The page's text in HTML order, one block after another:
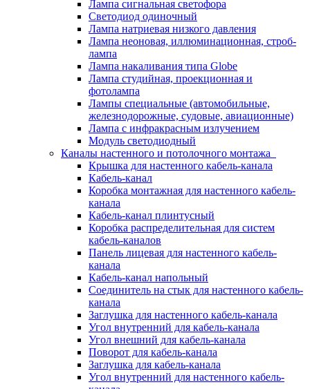
Лампа сигнальная светофора
Светодиод одиночный
Лампа натриевая низкого давления
Лампа неоновая, иллюминационная, строб-
лампа
Лампа накаливания типа Globe
Лампа студийная, проекционная и
фотолампа
Лампы специальные (автомобильные,
железнодорожные, судовые, авиационные)
Лампа с инфракрасным излучением
Модуль светодиодный
Каналы настенного и потолочного монтажа
Крышка для настенного кабель-канала
Кабель-канал
Коробка монтажная для настенного кабель-
канала
Кабель-канал плинтусный
Коробка распределительная для систем
кабель-каналов
Панель лицевая для настенного кабель-
канала
Кабель-канал напольный
Соединитель на стык для настенного кабель-
канала
Заглушка для настенного кабель-канала
Угол внутренний для кабель-канала
Угол внешний для кабель-канала
Поворот для кабель-канала
Заглушка для кабель-канала
Угол внутренний для настенного кабель-